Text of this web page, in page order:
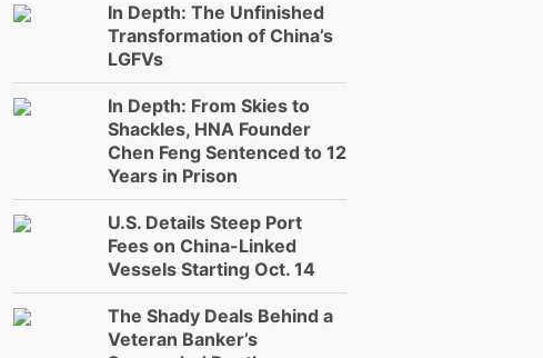
In Depth: The Unfinished
Transformation of China’s
LGFVs
In Depth: From Skies to
Shackles, HNA Founder
Chen Feng Sentenced to 12
Years in Prison
U.S. Details Steep Port
Fees on China-Linked
Vessels Starting Oct. 14
The Shady Deals Behind a
Veteran Banker’s